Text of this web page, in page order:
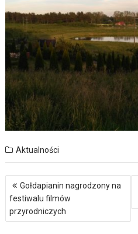
Aktualności
Nawigacja
wpisu
Gołdapianin nagrodzony na
festiwalu filmów
przyrodniczych